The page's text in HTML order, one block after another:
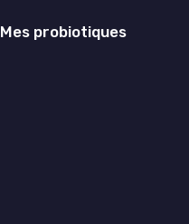
Mes probiotiques